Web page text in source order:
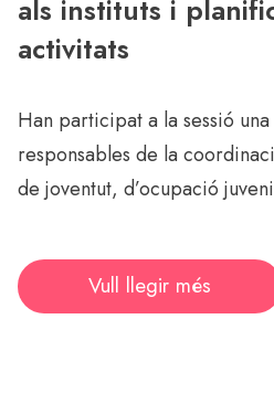
als instituts i
activitats
Han participat a la sessió
responsables de la
de joventut, d’ocupació
Vull llegir més